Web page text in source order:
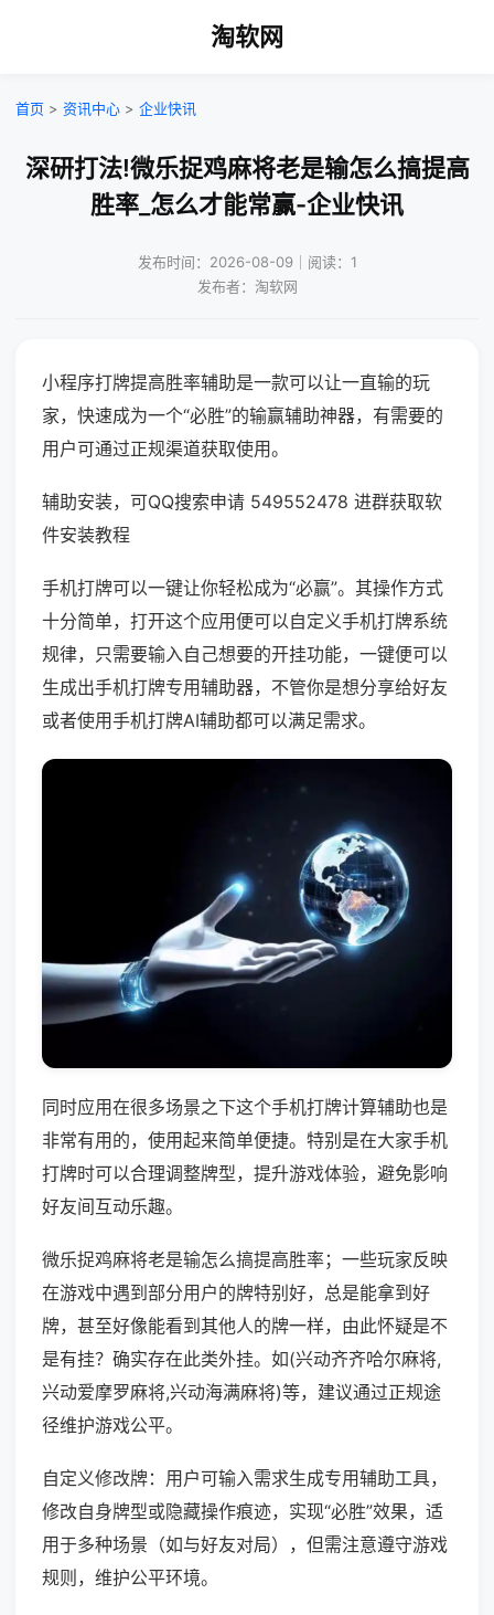
淘软网
首页 > 资讯中心 > 企业快讯
深研打法!微乐捉鸡麻将老是输怎么搞提高
胜率_怎么才能常赢-企业快讯
发布时间：2026-08-09｜阅读：1
发布者：淘软网
小程序打牌提高胜率辅助是一款可以让一直输的玩
家，快速成为一个“必胜”的输赢辅助神器，有需要的
用户可通过正规渠道获取使用。
辅助安装，可QQ搜索申请 549552478 进群获取软
件安装教程
手机打牌可以一键让你轻松成为“必赢”。其操作方式
十分简单，打开这个应用便可以自定义手机打牌系统
规律，只需要输入自己想要的开挂功能，一键便可以
生成出手机打牌专用辅助器，不管你是想分享给好友
或者使用手机打牌AI辅助都可以满足需求。
同时应用在很多场景之下这个手机打牌计算辅助也是
非常有用的，使用起来简单便捷。特别是在大家手机
打牌时可以合理调整牌型，提升游戏体验，避免影响
好友间互动乐趣。
微乐捉鸡麻将老是输怎么搞提高胜率；一些玩家反映
在游戏中遇到部分用户的牌特别好，总是能拿到好
牌，甚至好像能看到其他人的牌一样，由此怀疑是不
是有挂？确实存在此类外挂。如(兴动齐齐哈尔麻将,
兴动爱摩罗麻将,兴动海满麻将)等，建议通过正规途
径维护游戏公平。
自定义修改牌：用户可输入需求生成专用辅助工具，
修改自身牌型或隐藏操作痕迹，实现“必胜”效果，适
用于多种场景（如与好友对局），但需注意遵守游戏
规则，维护公平环境。